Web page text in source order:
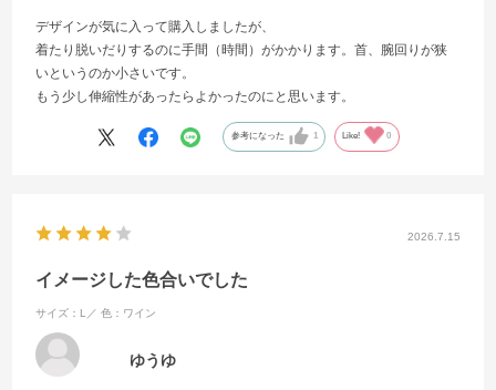
デザインが気に入って購入しましたが、
着たり脱いだりするのに手間（時間）がかかります。首、腕回りが狭
いというのか小さいです。
もう少し伸縮性があったらよかったのにと思います。
参考になった 1 Like! 0
2026.7.15
イメージした色合いでした
サイズ：L／ 色：ワイン
ゆうゆ